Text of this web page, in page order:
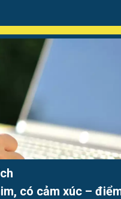
có cảm xúc –